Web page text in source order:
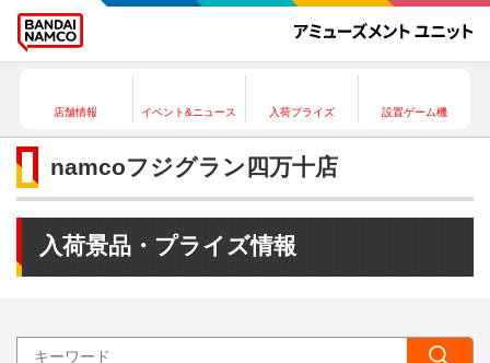
店舗情報 イベント&ニュース 入荷プライズ 設置ゲーム機
namcoフジグラン四万十店
入荷景品・プライズ情報